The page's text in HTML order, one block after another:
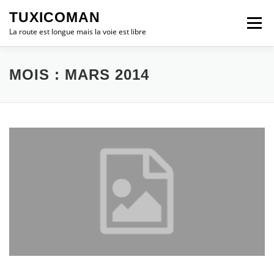
contenu
TUXICOMAN
La route est longue mais la voie est libre
Menu
LOGICIEL LIBRE SÉCURITÉ
MOIS : MARS 2014